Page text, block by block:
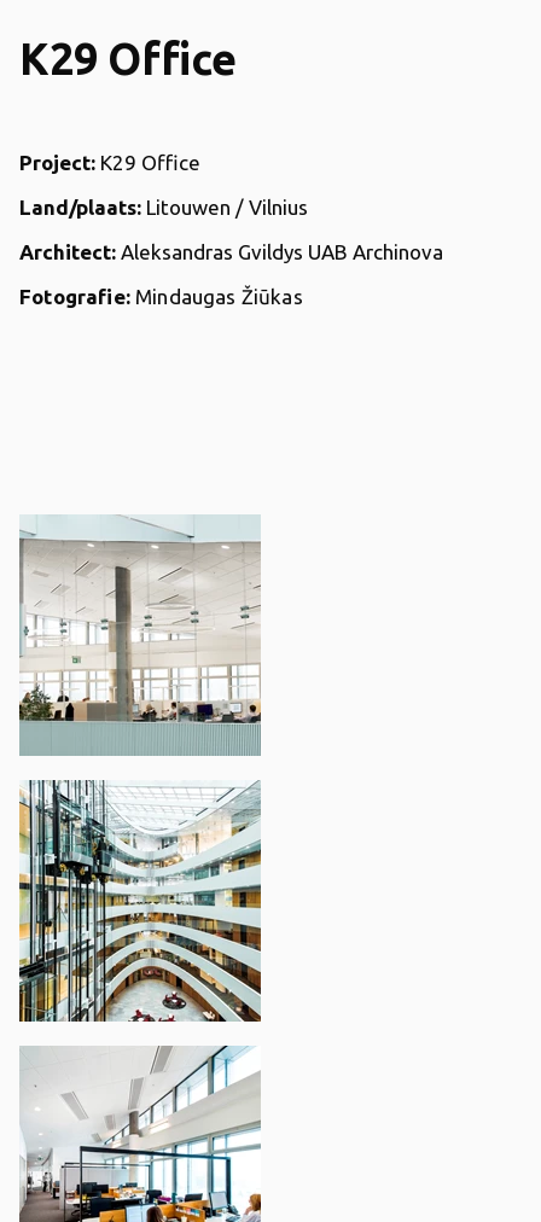
K29 Office
Project: K29 Office
Land/plaats: Litouwen / Vilnius
Architect: Aleksandras Gvildys UAB Archinova
Fotografie: Mindaugas Žiūkas